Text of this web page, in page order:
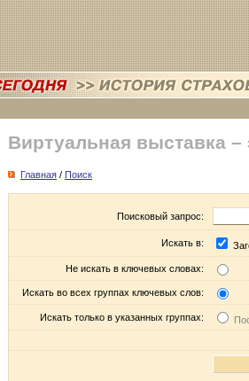
Виртуальная выставка –
Главная / Поиск
Поисковый запрос:
Искать в:
Не искать в ключевых словах:
Искать во всех группах ключевых слов:
Искать только в указанных группах: